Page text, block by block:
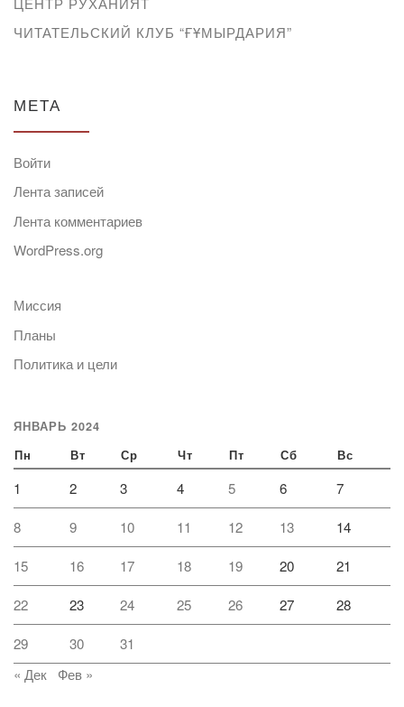
ЧИТАТЕЛЬСКИЙ КЛУБ “ҒҰМЫРДАРИЯ”
МЕТА
Войти
Лента записей
Лента комментариев
WordPress.org
Миссия
Планы
Политика и цели
ЯНВАРЬ 2024
Пн Вт Ср Чт Пт Сб Вс
1 2 3 4 5 6 7
8 9 10 11 12 13 14
15 16 17 18 19 20 21
22 23 24 25 26 27 28
29 30
31
« Дек
Фев »